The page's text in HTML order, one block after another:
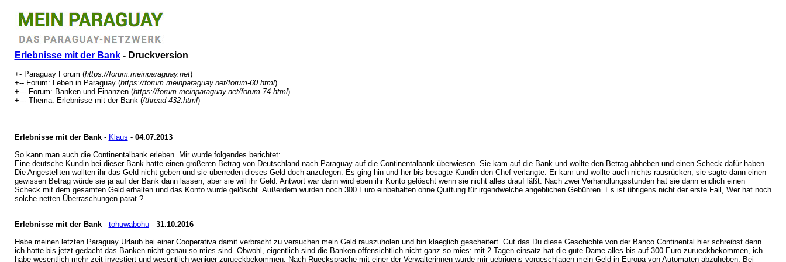
Erlebnisse mit der Bank- Druckversion
+- Paraguay Forum (https://forum.meinparaguay.net)
+-- Forum: Leben in Paraguay (https://forum.meinparaguay.net/forum-60.html)
+--- Forum: Banken und Finanzen (https://forum.meinparaguay.net/forum-74.html)
+--- Thema: Erlebnisse mit der Bank (/thread-432.html)
Erlebnisse mit der Bank- Klaus - 04.07.2013
So kann man auch die Continentalbank erleben. Mir wurde folgendes berichtet:
Eine deutsche Kundin bei dieser Bank hatte einen größeren Betrag von Deutschland nach Paraguay auf die Continentalbank überwiesen. Sie kam auf die Bank und wollte den Betrag abheben und einen Scheck dafür haben.
Die Angestellten wollten ihr das Geld nicht geben und sie überreden dieses Geld doch anzulegen. Es ging hin und her bis besagte Kundin den Chef verlangte. Er kam und wollte auch nichts rausrücken, sie sagte dann einen
gewissen Betrag würde sie ja auf der Bank dann lassen, aber sie will ihr Geld. Antwort war dann wird eben ihr Konto gelöscht wenn sie nicht alles drauf läßt. Nach zwei Verhandlungsstunden hat sie dann endlich einen
Scheck mit dem gesamten Geld erhalten und das Konto wurde gelöscht. Außerdem wurden noch 300 Euro einbehalten ohne Quittung für irgendwelche angeblichen Gebühren. Es ist übrigens nicht der erste Fall, Wer hat noch
solche netten Überraschungen parat ?
Erlebnisse mit der Bank- tohuwabohu- 31.10.2016
Habe meinen letzten Paraguay Urlaub bei einer Cooperativa damit verbracht zu versuchen mein Geld rauszuholen und bin klaeglich gescheitert. Gut das Du diese Geschichte von der Banco Continental hier schreibst denn
ich hatte bis jetzt gedacht das Banken nicht genau so mies sind. Obwohl, eigentlich sind die Banken offensichtlich nicht ganz so mies: mit 2 Tagen einsatz hat die gute Dame alles bis auf 300 Euro zurueckbekommen, ich
habe wesentlich mehr zeit investiert und wesentlich weniger zurueckbekommen. Nach Ruecksprache mit einer der Verwalterinnen wurde mir uebrigens vorgeschlagen mein Geld in Europa von Automaten abzuheben: Bei